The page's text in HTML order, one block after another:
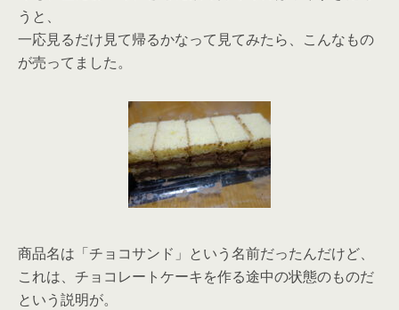
うと、
一応見るだけ見て帰るかなって見てみたら、こんなもの
が売ってました。
商品名は「チョコサンド」という名前だったんだけど、
これは、チョコレートケーキを作る途中の状態のものだ
という説明が。